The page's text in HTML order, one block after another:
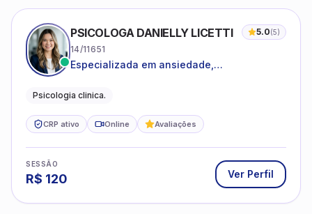
PSICOLOGA DANIELLY LICETTI 5.0(5)
14/11651
Especializada em ansiedade,
Psicologia clinica.
CRP ativo Online Avaliações
SESSÃO
R$ 120 Ver Perfil